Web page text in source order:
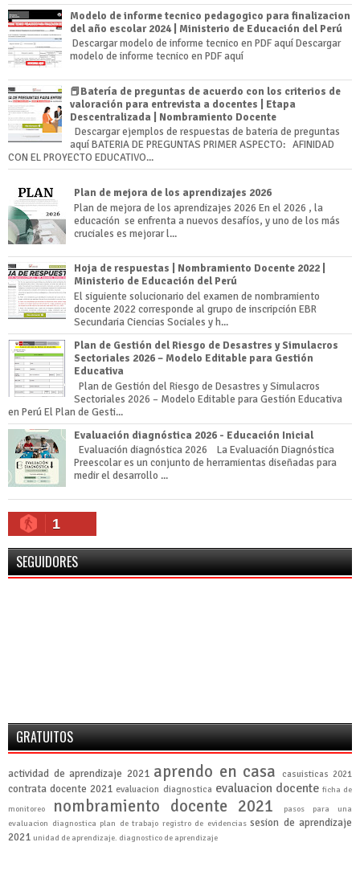
Modelo de informe tecnico pedagogico para finalizacion
del año escolar 2024 | Ministerio de Educación del Perú
Descargar modelo de informe tecnico en PDF aquí Descargar
modelo de informe tecnico en PDF aquí
📕Batería de preguntas de acuerdo con los criterios de
valoración para entrevista a docentes | Etapa
Descentralizada | Nombramiento Docente
Descargar ejemplos de respuestas de bateria de preguntas
aquí BATERIA DE PREGUNTAS PRIMER ASPECTO: AFINIDAD
CON EL PROYECTO EDUCATIVO...
Plan de mejora de los aprendizajes 2026
Plan de mejora de los aprendizajes 2026 En el 2026 , la
educación se enfrenta a nuevos desafíos, y uno de los más
cruciales es mejorar l...
Hoja de respuestas | Nombramiento Docente 2022 |
Ministerio de Educación del Perú
El siguiente solucionario del examen de nombramiento
docente 2022 corresponde al grupo de inscripción EBR
Secundaria Ciencias Sociales y h...
Plan de Gestión del Riesgo de Desastres y Simulacros
Sectoriales 2026 – Modelo Editable para Gestión
Educativa
Plan de Gestión del Riesgo de Desastres y Simulacros
Sectoriales 2026 – Modelo Editable para Gestión Educativa
en Perú El Plan de Gesti...
Evaluación diagnóstica 2026 - Educación Inicial
Evaluación diagnóstica 2026 La Evaluación Diagnóstica
Preescolar es un conjunto de herramientas diseñadas para
medir el desarrollo ...
1
SEGUIDORES
GRATUITOS
actividad de aprendizaje 2021 aprendo en casa casuisticas 2021
contrata docente 2021 evaluacion diagnostica evaluacion docente ficha de
monitoreo
nombramiento docente 2021
pasos para una
evaluacion diagnostica plan de trabajo registro de evidencias sesion de aprendizaje
2021 unidad de aprendizaje. diagnostico de aprendizaje